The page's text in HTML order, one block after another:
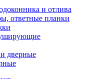
и отлива
ответные планки
дверные